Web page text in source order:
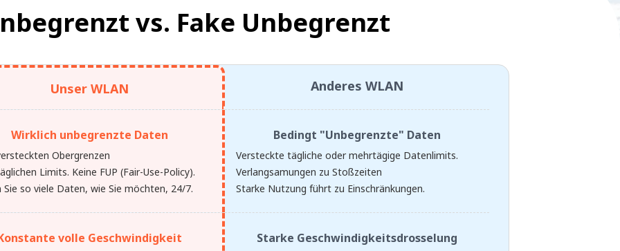
vs. Fake Unbegrenzt
Unser WLAN Anderes WLAN
Wirklich unbegrenzte Daten
Obergrenzen
Limits. Keine FUP (Fair-Use-Policy).
Sie so viele Daten, wie Sie möchten, 24/7.
Bedingt "Unbegrenzte" Daten
Versteckte tägliche oder mehrtägige Datenlimits.
Verlangsamungen zu Stoßzeiten
Starke Nutzung führt zu Einschränkungen.
volle Geschwindigkeit Starke Geschwindigkeitsdrosselung